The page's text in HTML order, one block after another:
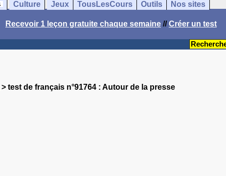
Culture Jeux TousLesCours Outils Nos sites
Recevoir 1 leçon gratuite chaque semaine //Créer un test
> test de français n°91764 : Autour de la presse